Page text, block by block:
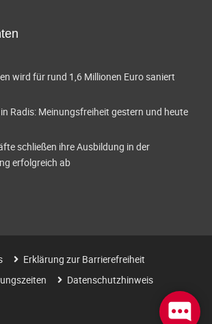
wird für rund 1,6 Millionen Euro saniert
Radis: Meinungsfreiheit gestern und heute
schließen ihre Ausbildung in der
erfolgreich ab
Erklärung zur Barrierefreiheit
Datenschutzhinweis